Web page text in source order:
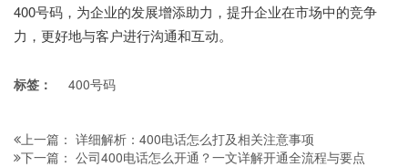
400号码，为企业的发展增添助力，提升企业在市场中的竞争
力，更好地与客户进行沟通和互动。
标签： 400号码
上一篇： 详细解析：400电话怎么打及相关注意事项
下一篇： 公司400电话怎么开通？一文详解开通全流程与要点